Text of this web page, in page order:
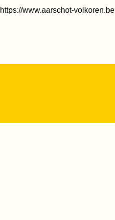
https://www.aarschot-volkoren.be